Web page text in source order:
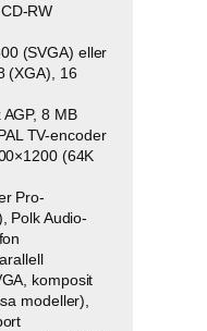
RW
(SVGA) eller
(XGA), 16
8 MB
TV-encoder
(64K
Pro-
Polk Audio-
komposit
modeller),